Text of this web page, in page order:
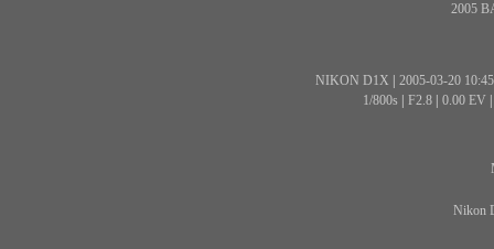
2005
NIKON D1X
2005-03-20
1/800s
F2.8| 0.00 EV
Nikon